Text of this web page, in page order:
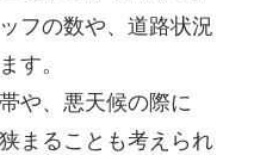
フの数や、道路状況
す。
や、悪天候の際に
まることも考えられ